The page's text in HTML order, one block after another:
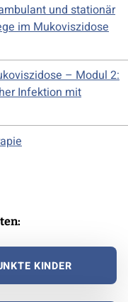
und stationär
im Mukoviszidose
– Modul 2:
Infektion mit
KINDER